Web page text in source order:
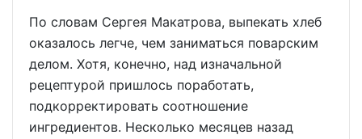
По словам Сергея Макатрова, выпекать хлеб
оказалось легче, чем заниматься поварским
делом. Хотя, конечно, над изначальной
рецептурой пришлось поработать,
подкорректировать соотношение
ингредиентов. Несколько месяцев назад